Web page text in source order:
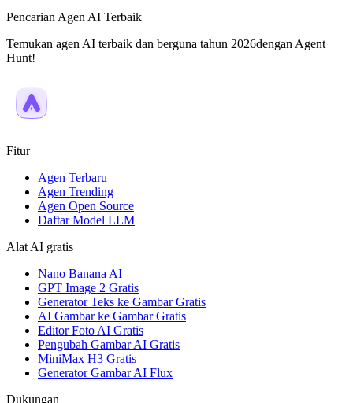
Pencarian Agen AI Terbaik
Temukan agen AI terbaik dan berguna tahun 2026dengan Agent
Hunt!
Fitur
Agen Terbaru
Agen Trending
Agen Open Source
Daftar Model LLM
Alat AI gratis
Nano Banana AI
GPT Image 2 Gratis
Generator Teks ke Gambar Gratis
AI Gambar ke Gambar Gratis
Editor Foto AI Gratis
Pengubah Gambar AI Gratis
MiniMax H3 Gratis
Generator Gambar AI Flux
Dukungan